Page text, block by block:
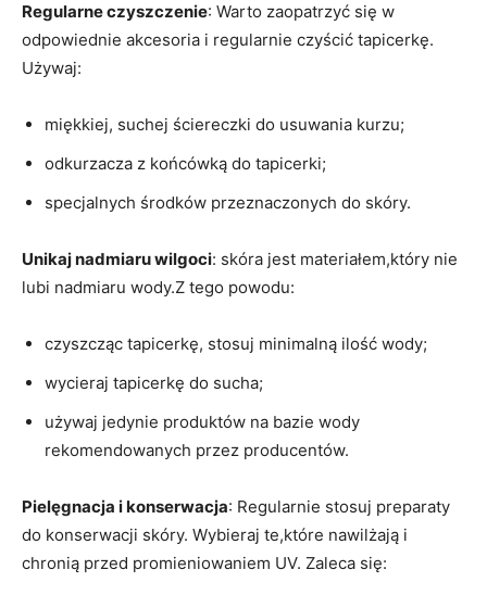
Regularne czyszczenie: Warto zaopatrzyć się⁣ w
odpowiednie akcesoria i regularnie czyścić tapicerkę.
Używaj:
miękkiej, suchej ściereczki do usuwania kurzu;
odkurzacza⁢ z końcówką ‌do tapicerki;
specjalnych​ środków przeznaczonych do skóry.
Unikaj nadmiaru wilgoci: skóra jest materiałem,który nie
lubi nadmiaru ‍wody.Z tego powodu:
czyszcząc tapicerkę, stosuj minimalną ilość wody;
wycieraj tapicerkę do sucha;
używaj jedynie produktów na bazie wody
rekomendowanych przez producentów.
Pielęgnacja i konserwacja: Regularnie stosuj preparaty
do​ konserwacji skóry. Wybieraj te,które nawilżają i
chronią przed promieniowaniem UV. Zaleca się: